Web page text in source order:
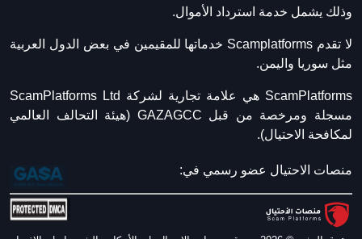
وذلك يشمل خدمة استرداد الأموال.
لا تقدم Scamplatforms خدماتها للمقيمين في بعض الدول العربية
مثل سوريا واليمن.
ScamPlatforms هي علامة تجارية لشركة ScamPlatforms Ltd
مسجلة ومرخصة من قبل GAZAGCC (هيئة التحالف العالمي
لمكافحة الاحتيال).
منصات الاحتيال عضو رسمي في: